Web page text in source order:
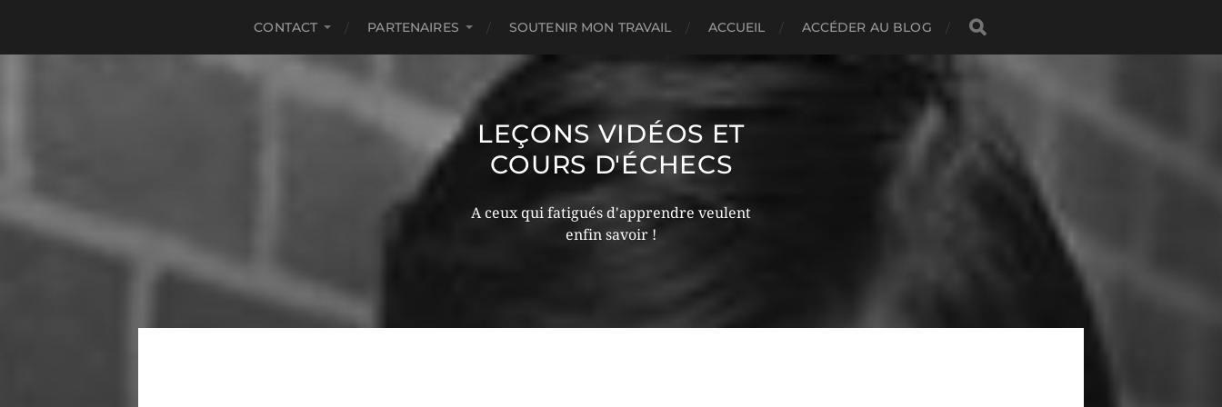
CONTACT PARTENAIRES SOUTENIR MON TRAVAIL ACCUEIL ACCÉDER AU BLOG
LEÇONS VIDÉOS ET
COURS D'ÉCHECS
A ceux qui fatigués d'apprendre veulent
enfin savoir !